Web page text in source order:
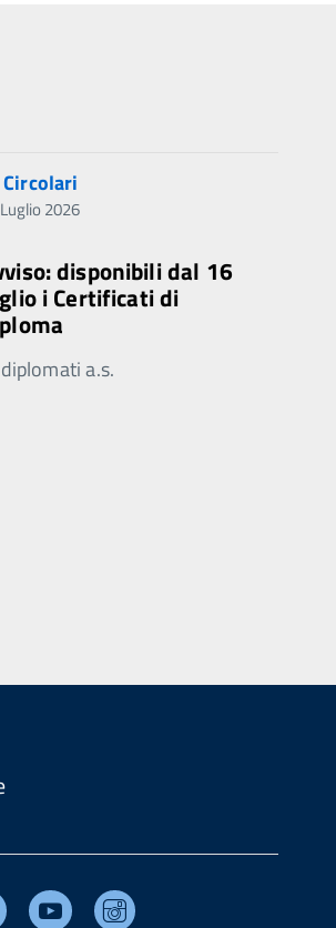
Circolari
2026
disponibili dal 16
i Certificati di
a.s.
Facebook Youtube